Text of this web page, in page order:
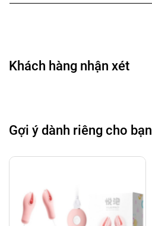
Khách hàng nhận xét
Gợi ý dành riêng cho bạn